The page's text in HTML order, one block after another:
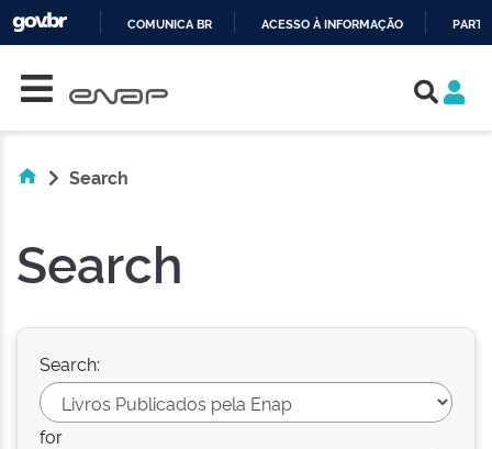
COMUNICA BR ACESSO À INFORMAÇÃO
Search
Search
Search:
for